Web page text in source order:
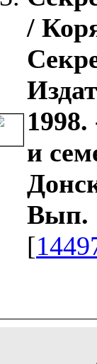
/
и
Вып.
[